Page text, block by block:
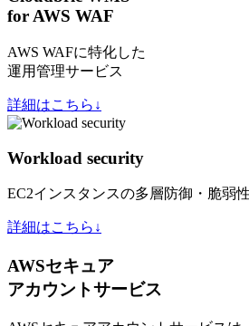
for AWS WAF
AWS WAFに特化した
運用管理サービス
詳細はこちら↓
Workload security
EC2インスタンスの多層防御・脆弱
詳細はこちら↓
AWSセキュア
アカウントサービス